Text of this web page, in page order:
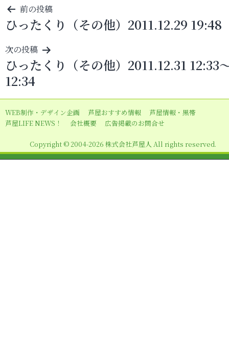
投
稿
ナ
ビ
ゲ
ー
シ
ョ
前の投稿
ひったくり（その他）2011.12.29 19:48
次の投稿
ひったくり（その他）2011.12.31 12:33
12:34
WEB制作・デザイン企画 芦屋おすすめ情報
芦屋情報・黒帯
芦屋LIFE NEWS！
会社概要 広告掲載のお問合せ
Copyright © 2004-2026 株式会社芦屋人 All rights reserved.